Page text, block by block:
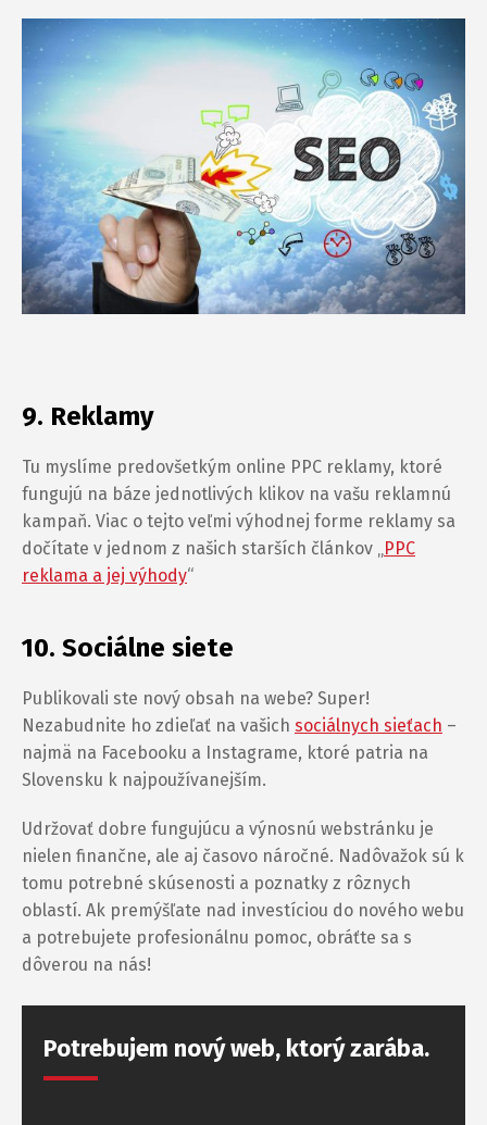
9. Reklamy
Tu myslíme predovšetkým online PPC reklamy, ktoré
fungujú na báze jednotlivých klikov na vašu reklamnú
kampaň. Viac o tejto veľmi výhodnej forme reklamy sa
dočítate v jednom z našich starších článkov „
PPC
reklama a jej výhody“
10. Sociálne siete
Publikovali ste nový obsah na webe? Super!
Nezabudnite ho zdieľať na vašich sociálnych sieťach –
najmä na Facebooku a Instagrame, ktoré patria na
Slovensku k najpoužívanejším.
Udržovať dobre fungujúcu a výnosnú webstránku je
nielen finančne, ale aj časovo náročné. Nadôvažok sú k
tomu potrebné skúsenosti a poznatky z rôznych
oblastí. Ak premýšľate nad investíciou do nového webu
a potrebujete profesionálnu pomoc, obráťte sa s
dôverou na nás!
Potrebujem nový web, ktorý zarába.